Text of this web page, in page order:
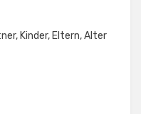
Kinder, Eltern, Alter